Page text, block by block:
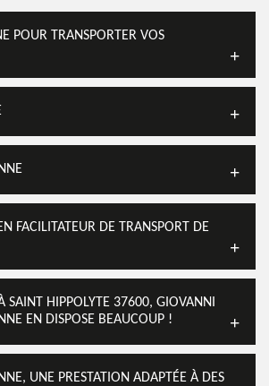
POUR TRANSPORTER VOS
FACILITATEUR DE TRANSPORT DE
SAINT HIPPOLYTE 37600, GIOVANNI
EN DISPOSE BEAUCOUP !
UNE PRESTATION ADAPTÉE À DES